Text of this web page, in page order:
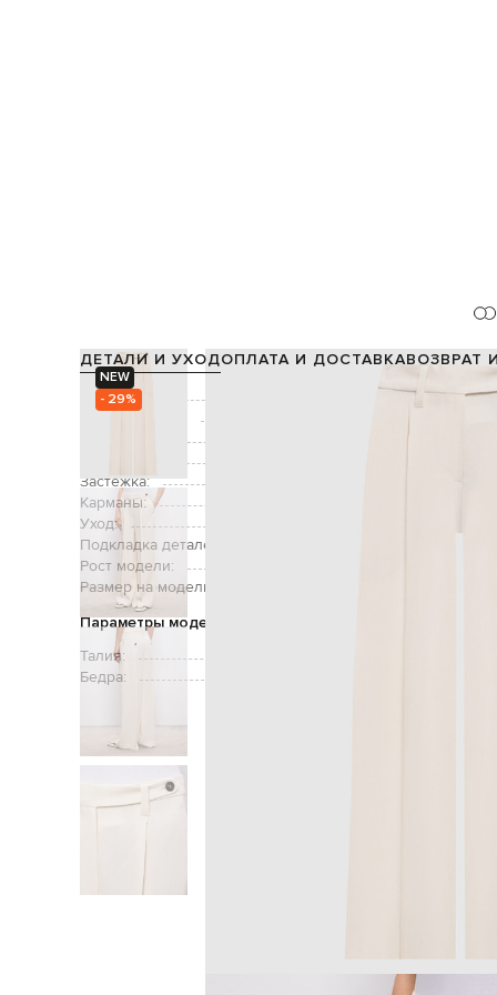
NEW
- 29%
ДЕТАЛИ И УХОДОПЛАТА И ДОСТАВКАВОЗВРАТ
Состав:
Застежка:
Карманы:
Уход:
Подкладка деталей:
Рост модели:
Размер на модели:
Параметры модели
Талия:
Бедра:
Женщинам